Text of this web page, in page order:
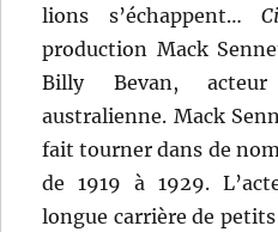
lions s’échappent…
production Mack
Billy Bevan, acteur
australienne. Mack
fait tourner dans de
de 1919 à 1929.
longue carrière de